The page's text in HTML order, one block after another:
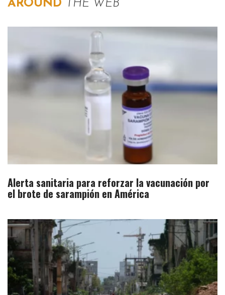
AROUND THE WEB
Alerta sanitaria para reforzar la vacunación por
el brote de sarampión en América